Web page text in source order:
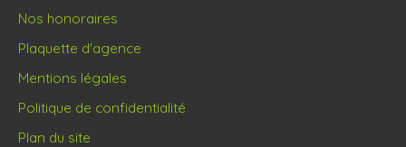
Nos honoraires
Plaquette d'agence
Mentions légales
Politique de confidentialité
Plan du site